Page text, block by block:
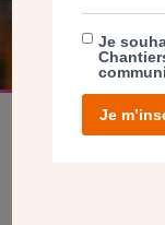
Je
Je